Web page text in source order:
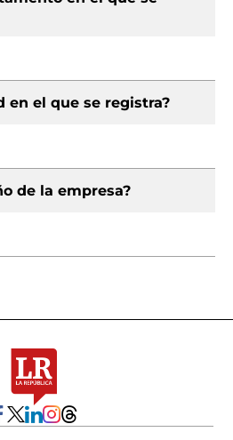
en el que se registra?
de la empresa?